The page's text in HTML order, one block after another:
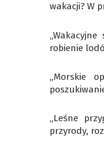
wakacji? W
robienie
„Morskie
„Leśne
przyrody,